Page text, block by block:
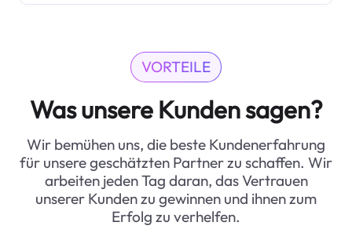
VORTEILE
Was unsere Kunden sagen?
Wir bemühen uns, die beste Kundenerfahrung
für unsere geschätzten Partner zu schaffen. Wir
arbeiten jeden Tag daran, das Vertrauen
unserer Kunden zu gewinnen und ihnen zum
Erfolg zu verhelfen.